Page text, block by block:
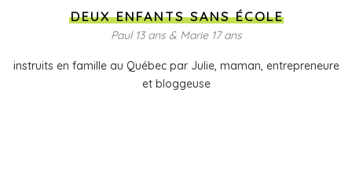
DEUX ENFANTS SANS ÉCOLE
Paul 13 ans & Marie 17 ans
instruits en famille au Québec par Julie, maman, entrepreneure
et bloggeuse